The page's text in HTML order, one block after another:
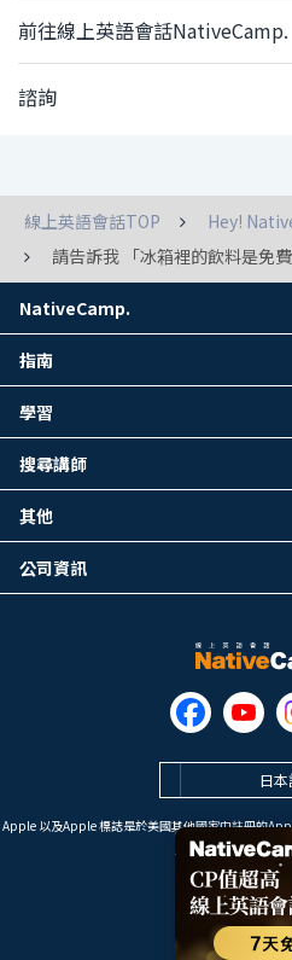
前往線上英語會話NativeCamp.
諮詢
線上英語會話TOP
Hey!
請告訴我 「冰箱裡的飲料是免
日本
Apple 以及Apple 標誌是於美國其他國家中註冊的
標誌。
Google Play是
Copyright © 2026
NativeCamp. All
NativeCamp.
指南
學習
搜尋講師
其他
公司資訊